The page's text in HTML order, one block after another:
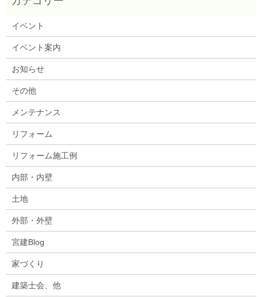
イベント
イベント案内
お知らせ
その他
メンテナンス
リフォーム
リフォーム施工例
内部・内壁
土地
外部・外壁
宮建Blog
家づくり
建築士会、他